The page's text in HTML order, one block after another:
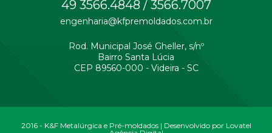
49 3566.4848 / 3566.7007
engenharia@kfpremoldados.com.br
Rod. Municipal José Gheller, s/nº
Bairro Santa Lúcia
CEP 89560-000 - Videira - SC
2016 - K&F Metalúrgica e Pré-moldados | Desenvolvido por Lovatel